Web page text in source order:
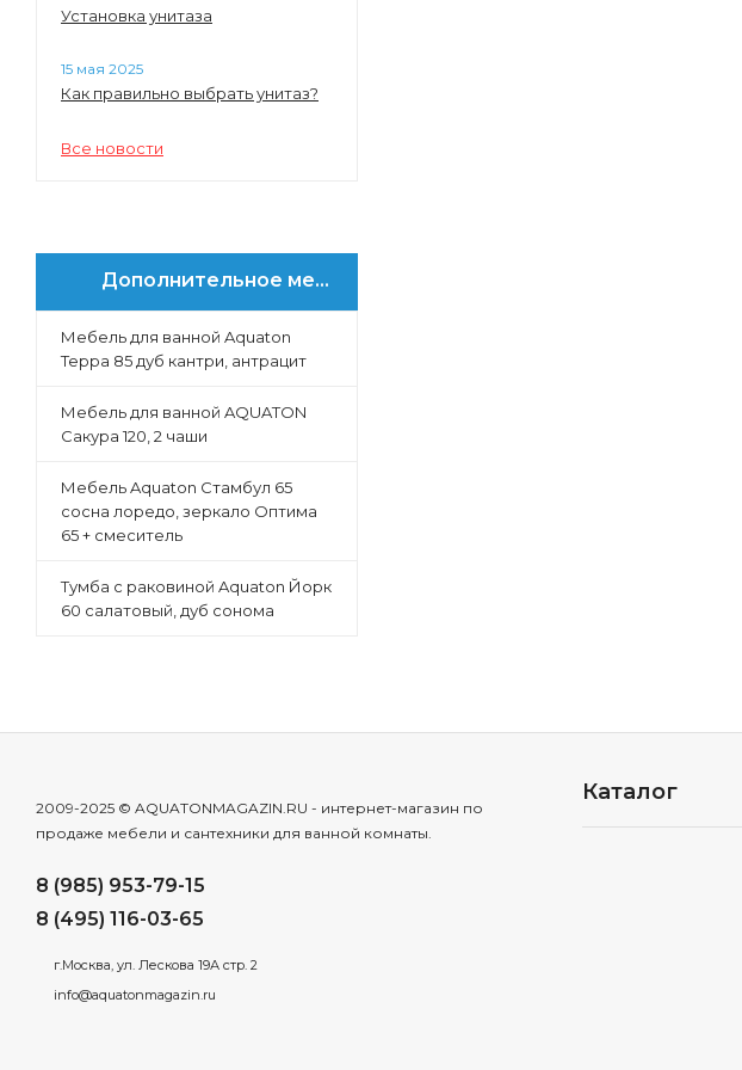
Установка унитаза
15 мая 2025
Как правильно выбрать унитаз?
Все новости
Дополнительное меню
Мебель для ванной Aquaton
Терра 85 дуб кантри, антрацит
Мебель для ванной AQUATON
Сакура 120, 2 чаши
Мебель Aquaton Стамбул 65
сосна лоредо, зеркало Оптима
65 + смеситель
Тумба с раковиной Aquaton Йорк
60 салатовый, дуб сонома
2009-2025 © AQUATONMAGAZIN.RU - интернет-магазин по
продаже мебели и сантехники для ванной комнаты.
8 (985) 953-79-15
8 (495) 116-03-65
г.Москва, ул. Лескова 19А стр. 2
info@aquatonmagazin.ru
Каталог